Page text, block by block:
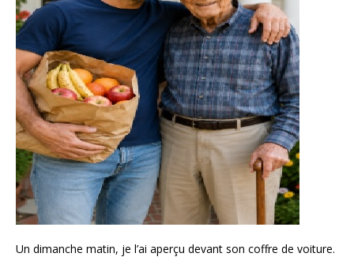
Un dimanche matin, je l’ai aperçu devant son coffre de voiture.